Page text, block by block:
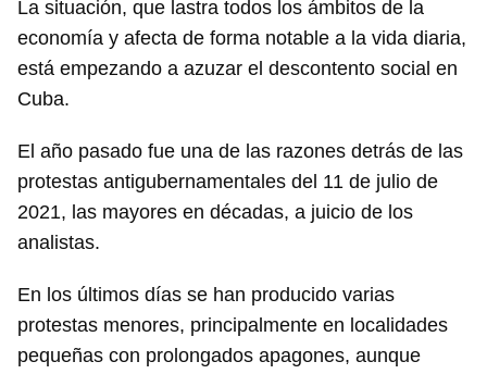
La situación, que lastra todos los ámbitos de la
economía y afecta de forma notable a la vida diaria,
está empezando a azuzar el descontento social en
Cuba.
El año pasado fue una de las razones detrás de las
protestas antigubernamentales del 11 de julio de
2021, las mayores en décadas, a juicio de los
analistas.
En los últimos días se han producido varias
protestas menores, principalmente en localidades
pequeñas con prolongados apagones, aunque